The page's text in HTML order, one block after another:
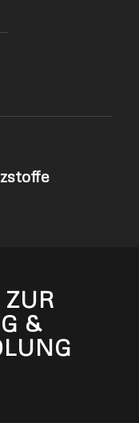
ZUR
&